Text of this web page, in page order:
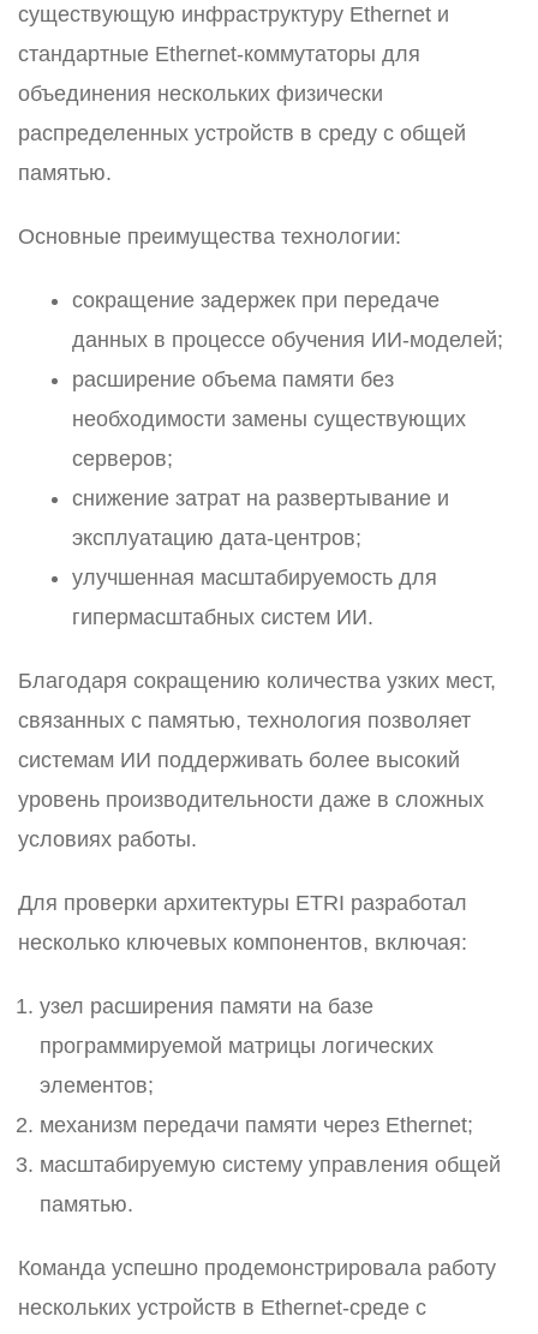
существующую инфраструктуру Ethernet и
стандартные Ethernet-коммутаторы для
объединения нескольких физически
распределенных устройств в среду с общей
памятью.
Основные преимущества технологии:
сокращение задержек при передаче
данных в процессе обучения ИИ-моделей;
расширение объема памяти без
необходимости замены существующих
серверов;
снижение затрат на развертывание и
эксплуатацию дата-центров;
улучшенная масштабируемость для
гипермасштабных систем ИИ.
Благодаря сокращению количества узких мест,
связанных с памятью, технология позволяет
системам ИИ поддерживать более высокий
уровень производительности даже в сложных
условиях работы.
Для проверки архитектуры ETRI разработал
несколько ключевых компонентов, включая:
узел расширения памяти на базе
программируемой матрицы логических
элементов;
механизм передачи памяти через Ethernet;
масштабируемую систему управления общей
памятью.
Команда успешно продемонстрировала работу
нескольких устройств в Ethernet-среде с